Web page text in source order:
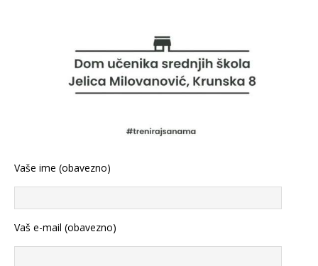
Vaše ime (obavezno)
Vaš e-mail (obavezno)